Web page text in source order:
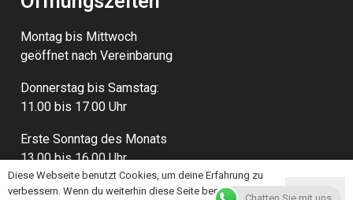
Montag bis Mittwoch
geöffnet nach Vereinbarung
Donnerstag bis Samstag:
11.00 bis 17.00 Uhr
Erste Sonntag des Monats
13.00 bis 16.00 Uhr
Diese Webseite benutzt Cookies, um deine Erfahrung zu
verbessern. Wenn du weiterhin diese Seite benutzt,